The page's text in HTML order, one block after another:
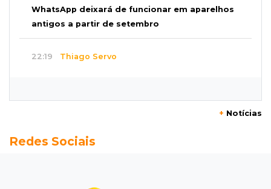
WhatsApp deixará de funcionar em aparelhos
antigos a partir de setembro
22:19 Thiago Servo
Semana vai começar com 909 novas
Flagrante
+ Notícias
Redes Sociais